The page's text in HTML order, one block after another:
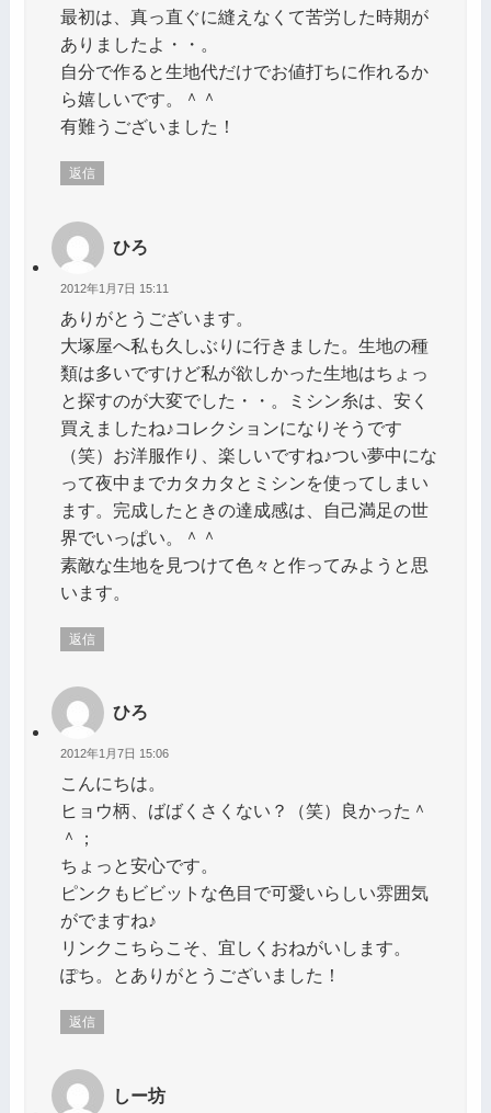
最初は、真っ直ぐに縫えなくて苦労した時期が
ありましたよ・・。
自分で作ると生地代だけでお値打ちに作れるか
ら嬉しいです。＾＾
有難うございました！
返信
ひろ
2012年1月7日 15:11
ありがとうございます。
大塚屋へ私も久しぶりに行きました。生地の種
類は多いですけど私が欲しかった生地はちょっ
と探すのが大変でした・・。ミシン糸は、安く
買えましたね♪コレクションになりそうです
（笑）お洋服作り、楽しいですね♪つい夢中にな
って夜中までカタカタとミシンを使ってしまい
ます。完成したときの達成感は、自己満足の世
界でいっぱい。＾＾
素敵な生地を見つけて色々と作ってみようと思
います。
返信
ひろ
2012年1月7日 15:06
こんにちは。
ヒョウ柄、ばばくさくない？（笑）良かった＾
＾；
ちょっと安心です。
ピンクもビビットな色目で可愛いらしい雰囲気
がでますね♪
リンクこちらこそ、宜しくおねがいします。
ぽち。とありがとうございました！
返信
しー坊